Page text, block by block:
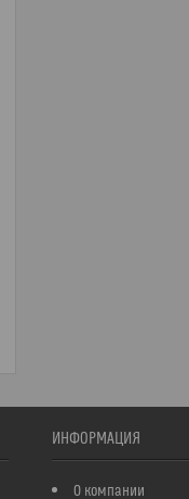
ИНФОРМАЦИЯ
О компании